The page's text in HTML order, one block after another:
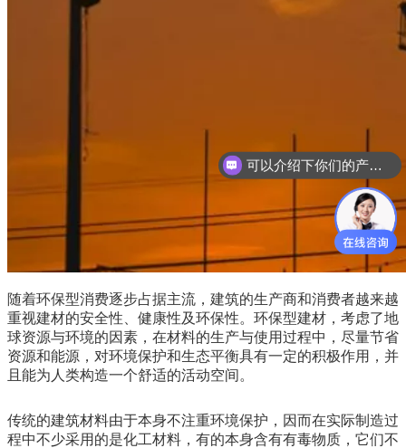
随着环保型消费逐步占据主流，建筑的生产商和消费者越来越
重视建材的安全性、健康性及环保性。环保型建材，考虑了地
球资源与环境的因素，在材料的生产与使用过程中，尽量节省
资源和能源，对环境保护和生态平衡具有一定的积极作用，并
且能为人类构造一个舒适的活动空间。
传统的建筑材料由于本身不注重环境保护，因而在实际制造过
程中不少采用的是化工材料，有的本身含有有毒物质，它们不
可以介绍下你们的产品么